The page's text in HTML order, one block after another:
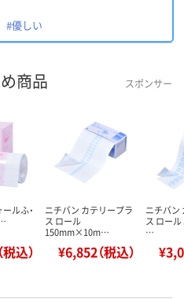
#優しい
商品 スポンサー
ルふ・
込）
ニチバン カテリープラ
ス ロール
150mm×10m…
¥6,852（税込）
ニチバン
ス ロー
…